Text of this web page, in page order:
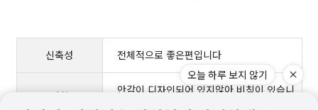
신축성 전체적으로 좋은편입니다
비침
안감이 디자인되어 있지않아 비침이 있습니
오늘 하루 보지 않기